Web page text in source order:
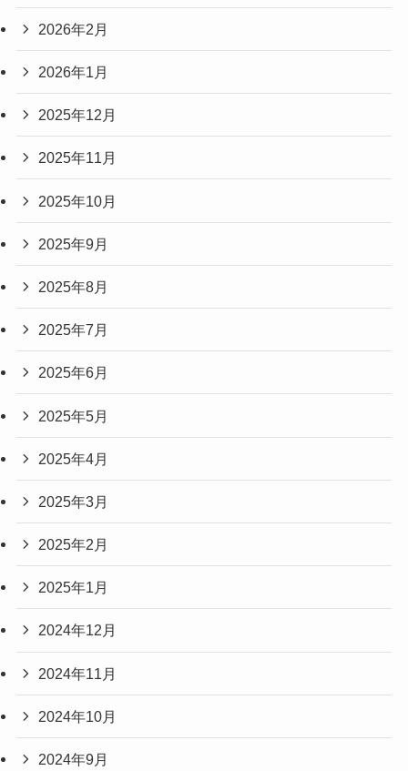
2026年2月
2026年1月
2025年12月
2025年11月
2025年10月
2025年9月
2025年8月
2025年7月
2025年6月
2025年5月
2025年4月
2025年3月
2025年2月
2025年1月
2024年12月
2024年11月
2024年10月
2024年9月